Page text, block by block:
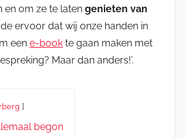
en om ze te laten genieten van
ervoor dat wij onze handen in
een e-book te gaan maken met
Maar dan anders!’.
begon